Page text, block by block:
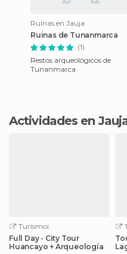
Ruinas en Jauja
Ruinas de Tunanmarca
(1)
Restos arqueológicos de
Tunanmarca
Actividades en
Turismoi
Full Day - City Tour
Huancayo + Arqueología